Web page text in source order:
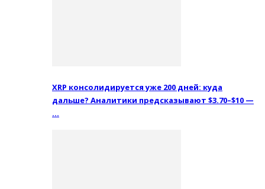
XRP консолидируется уже 200 дней: куда
дальше? Аналитики предсказывают $3.70–$10 —
…